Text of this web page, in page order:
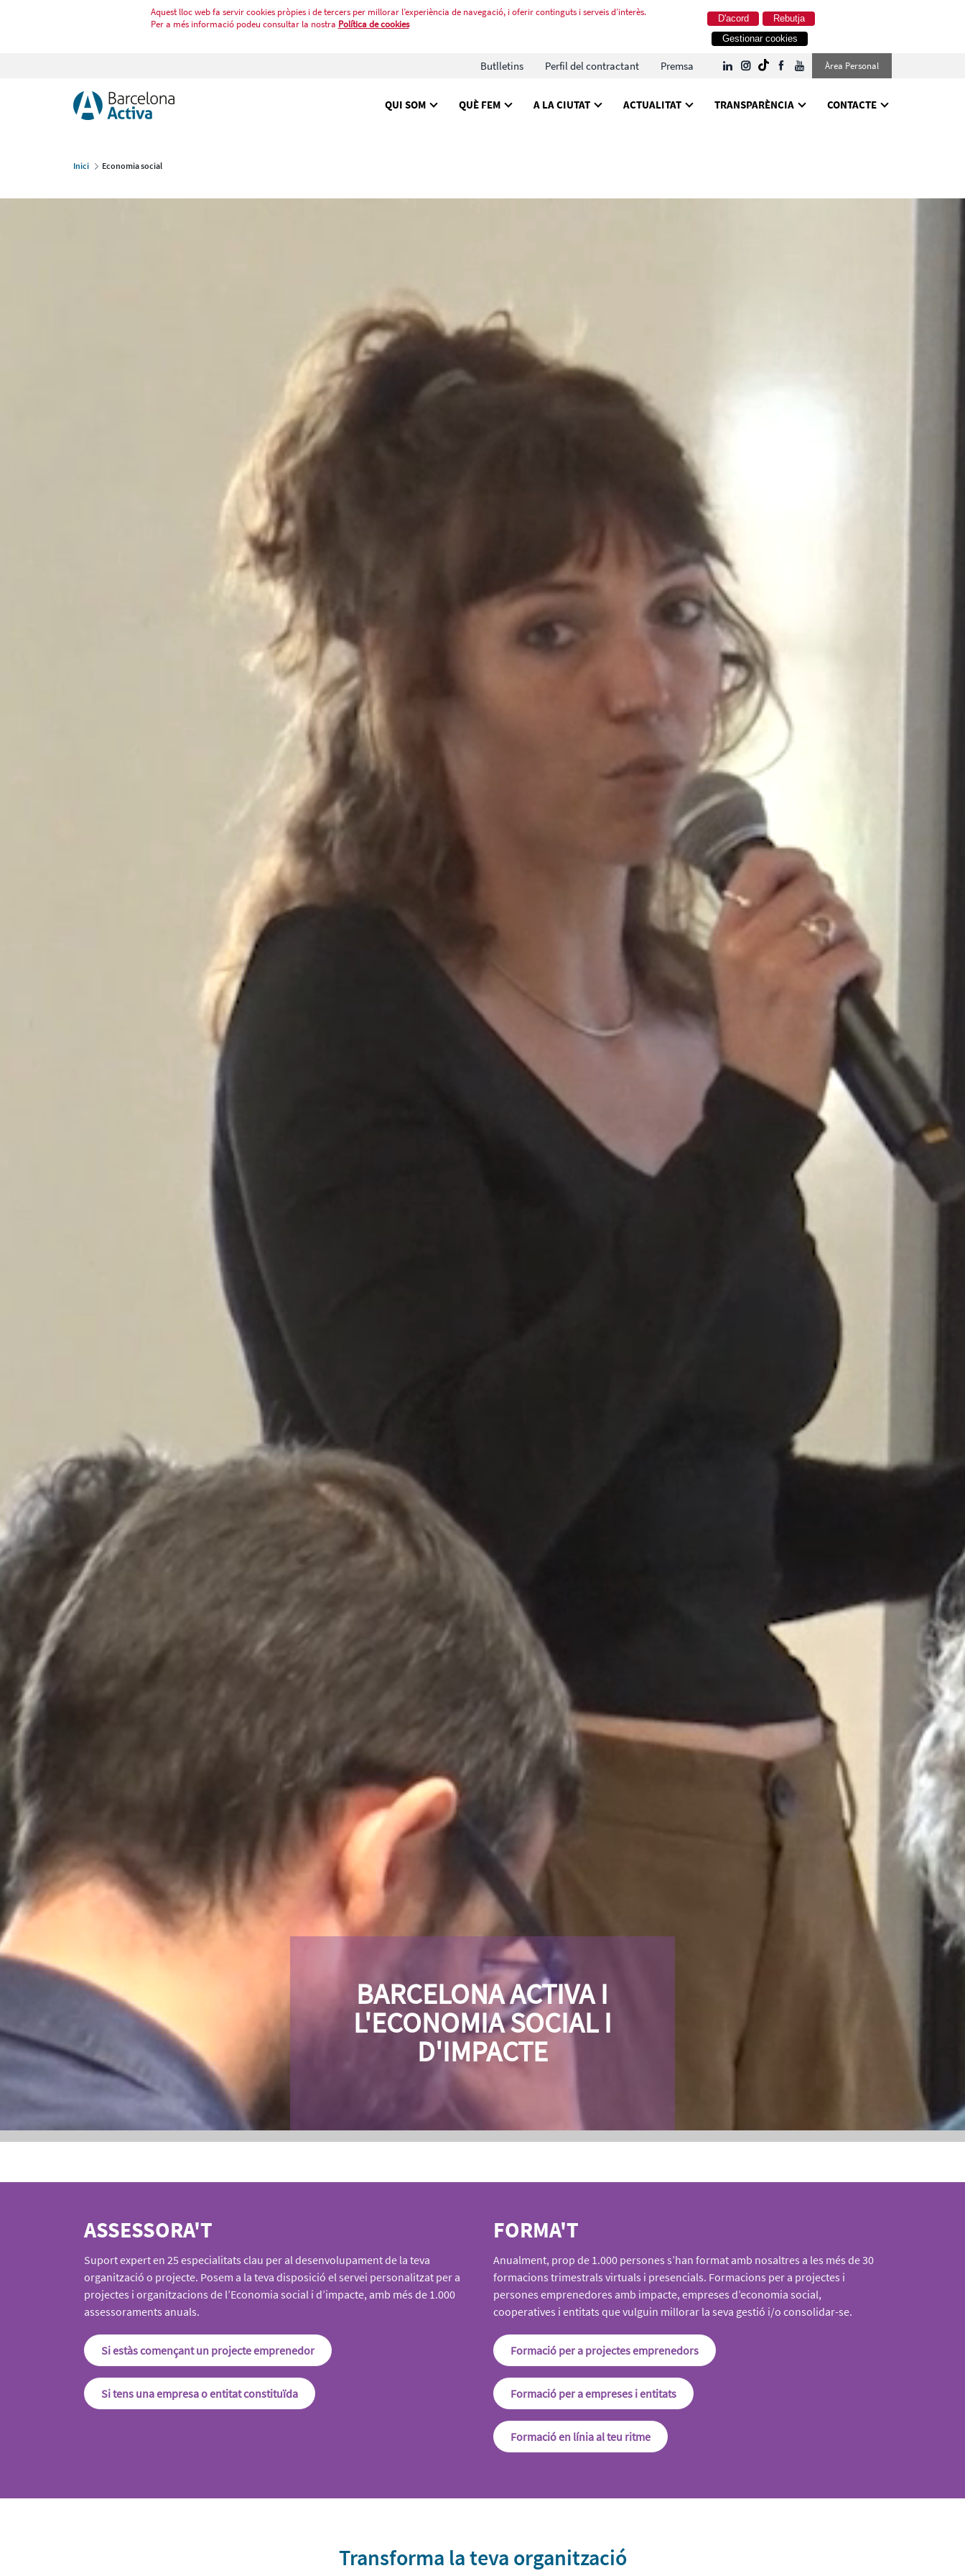
Aquest lloc web fa servir cookies pròpies i de tercers per millorar l’experiència de navegació, i oferir continguts i serveis d’interès.
Per a més informació podeu consultar la nostra Política de cookies Rebutja
D'acord
Gestionar cookies
Butlletins Perfil del contractant Premsa Àrea Personal
QUI SOM QUÈ FEM A LA CIUTAT ACTUALITAT TRANSPARÈNCIA CONTACTE
Inici Economia social
BARCELONA ACTIVA I
L'ECONOMIA SOCIAL I
D'IMPACTE
ASSESSORA'T
Suport expert en 25 especialitats clau per al desenvolupament de la teva
organització o projecte. Posem a la teva disposició el servei personalitzat per a
projectes i organitzacions de l’Economia social i d’impacte, amb més de 1.000
assessoraments anuals.
Si estàs començant un projecte emprenedor
Si tens una empresa o entitat constituïda
FORMA'T
Anualment, prop de 1.000 persones s’han format amb nosaltres a les més de 30
formacions trimestrals virtuals i presencials. Formacions per a projectes i
persones emprenedores amb impacte, empreses d’economia social,
cooperatives i entitats que vulguin millorar la seva gestió i/o consolidar-se.
Formació per a projectes emprenedors
Formació per a empreses i entitats
Formació en línia al teu ritme
Transforma la teva organització